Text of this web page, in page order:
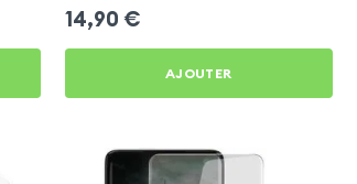
14,90 €
AJOUTER